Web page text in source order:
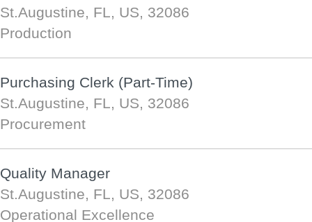
St.Augustine, FL, US, 32086
Production
Purchasing Clerk (Part-Time)
St.Augustine, FL, US, 32086
Procurement
Quality Manager
St.Augustine, FL, US, 32086
Operational Excellence